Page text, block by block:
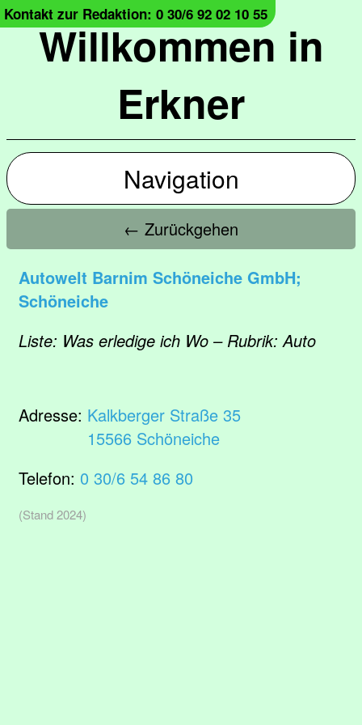
Willkommen in
Erkner
Kontakt zur Redaktion: 0 30/6 92 02 10 55
Navigation
← Zurückgehen
Autowelt Barnim Schöneiche GmbH;
Schöneiche
Liste: Was erledige ich Wo – Rubrik: Auto
Adresse: Kalkberger Straße 35
15566 Schöneiche
Telefon: 0 30/6 54 86 80
(Stand 2024)